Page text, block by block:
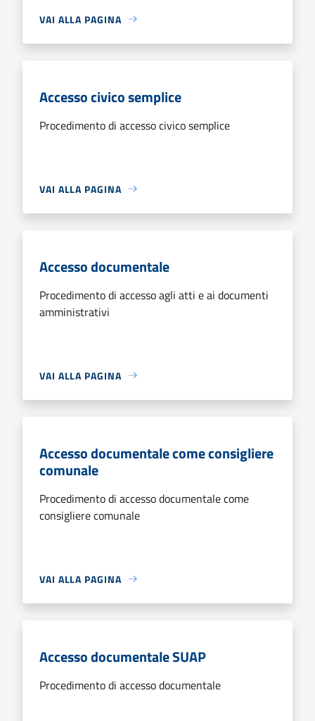
VAI ALLA PAGINA
Accesso civico semplice
Procedimento di accesso civico semplice
VAI ALLA PAGINA
Accesso documentale
Procedimento di accesso agli atti e ai documenti
amministrativi
VAI ALLA PAGINA
Accesso documentale come consigliere
comunale
Procedimento di accesso documentale come
consigliere comunale
VAI ALLA PAGINA
Accesso documentale SUAP
Procedimento di accesso documentale